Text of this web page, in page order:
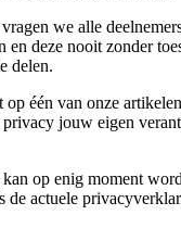
we alle
en deze nooit zonder
delen.
één van onze
privacy jouw eigen
op enig moment
de actuele